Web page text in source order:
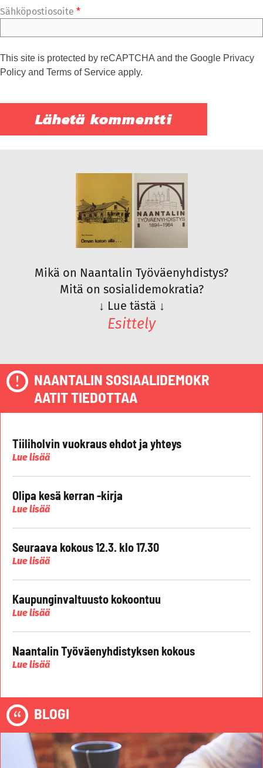
Sähköpostiosoite *
This site is protected by reCAPTCHA and the Google Privacy
Policy and Terms of Service apply.
Mikä on Naantalin Työväenyhdistys?
Mitä on sosialidemokratia?
↓ Lue tästä ↓
Esittely
NAANTALIN SOSIAALIDEMOKR
AATIT TIEDOTTAA
Tiiliholvin vuokraus ehdot ja yhteys
Lue lisää
Olipa kesä kerran -kirja
Lue lisää
Seuraava kokous 12.3. klo 17.30
Lue lisää
Kaupunginvaltuusto kokoontuu
Lue lisää
Naantalin Työväenyhdistyksen kokous
Lue lisää
BLOGI